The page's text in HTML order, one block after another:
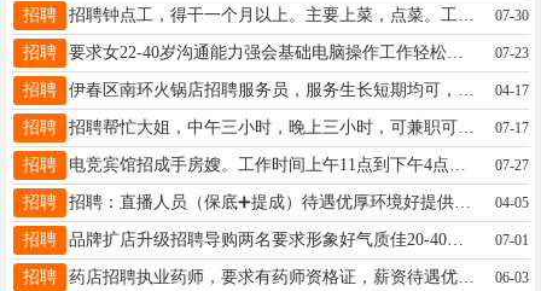
招聘 07-30
招聘 要求女22-40岁沟通能力强会基础电脑操作工作轻松、薪资丰厚、有提成奖金联系方式：13846665210电话微信同步地址：松韵新城卓越0458街区二楼刘先生13091485051 07-23
招聘 04-17
招聘 07-17
招聘 07-27
招聘 招聘：直播人员（保底➕提成）待遇优厚环境好提供设备可兼职可全职时间随意1.男女、有无经验均可（公司有培训，不收取任何费用）2.18-35周岁3.有随机应变的能力4.有才艺者优先（无才艺也可）工作位置：南俊楼王23层王女士15764588686 04-05
招聘 品牌扩店升级招聘导购两名要求形象好气质佳20-40岁有销售工作经验优先工作时间上下午倒班制底薪＋提成＋满勤十工龄3000-5000李19604580990 07-01
招聘 药店招聘执业药师，要求有药师资格证，薪资待遇优厚，公司缴纳养老保险张女士18324667566 06-03